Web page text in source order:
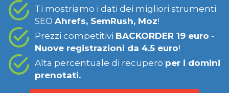
Ti mostriamo i dati dei migliori strumenti
SEO Ahrefs, SemRush, Moz!
Prezzi competitivi BACKORDER 19 euro -
Nuove registrazioni da 4.5 euro!
Alta percentuale di recupero per i domini
prenotati.